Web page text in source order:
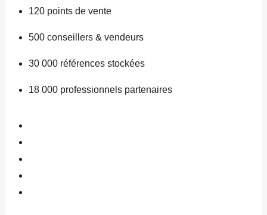
120 points de vente
500 conseillers & vendeurs
30 000 références stockées
18 000 professionnels partenaires